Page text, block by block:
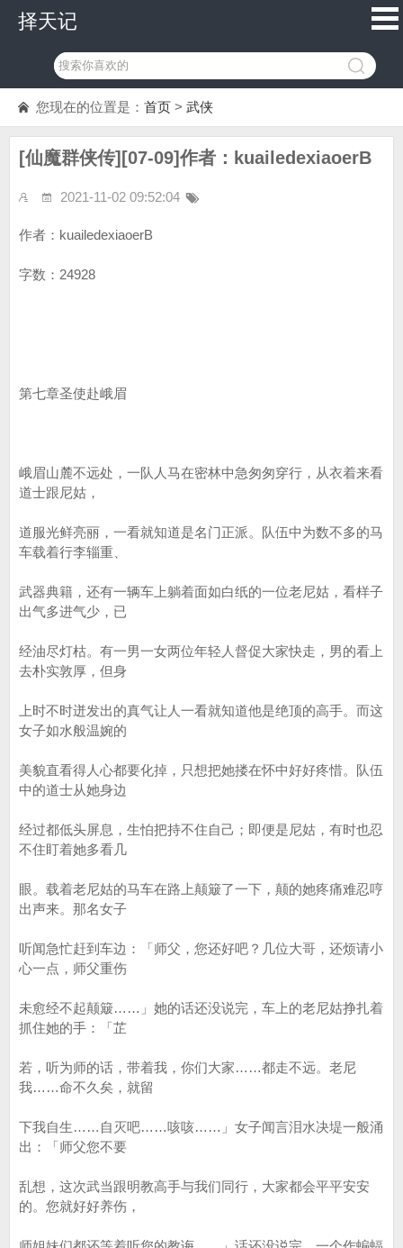
择天记
您现在的位置是： 首页 > 武侠
[仙魔群侠传][07-09]作者：kuailedexiaoerB
2021-11-02 09:52:04
作者：kuailedexiaoerB
字数：24928
第七章圣使赴峨眉
峨眉山麓不远处，一队人马在密林中急匆匆穿行，从衣着来看
道士跟尼姑，
道服光鲜亮丽，一看就知道是名门正派。队伍中为数不多的马
车载着行李辎重、
武器典籍，还有一辆车上躺着面如白纸的一位老尼姑，看样子
出气多进气少，已
经油尽灯枯。有一男一女两位年轻人督促大家快走，男的看上
去朴实敦厚，但身
上时不时迸发出的真气让人一看就知道他是绝顶的高手。而这
女子如水般温婉的
美貌直看得人心都要化掉，只想把她搂在怀中好好疼惜。队伍
中的道士从她身边
经过都低头屏息，生怕把持不住自己；即便是尼姑，有时也忍
不住盯着她多看几
眼。载着老尼姑的马车在路上颠簸了一下，颠的她疼痛难忍哼
出声来。那名女子
听闻急忙赶到车边：「师父，您还好吧？几位大哥，还烦请小
心一点，师父重伤
未愈经不起颠簸……」她的话还没说完，车上的老尼姑挣扎着
抓住她的手：「芷
若，听为师的话，带着我，你们大家……都走不远。老尼
我……命不久矣，就留
下我自生……自灭吧……咳咳……」女子闻言泪水决堤一般涌
出：「师父您不要
乱想，这次武当跟明教高手与我们同行，大家都会平平安安
的。您就好好养伤，